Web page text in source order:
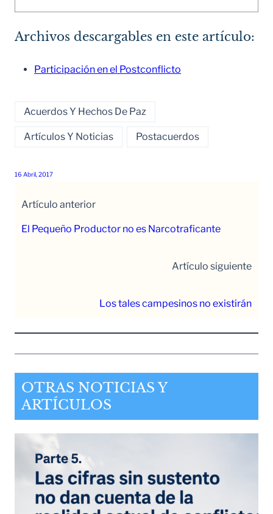
Archivos descargables en este artículo:
Participación en el Postconflicto
Acuerdos Y Hechos De Paz
Artículos Y Noticias Postacuerdos
16 Abril, 2017
Artículo anterior
El Pequeño Productor no es Narcotraficante
Artículo siguiente
Los tales campesinos no existirán
OTRAS NOTICIAS Y
ARTÍCULOS